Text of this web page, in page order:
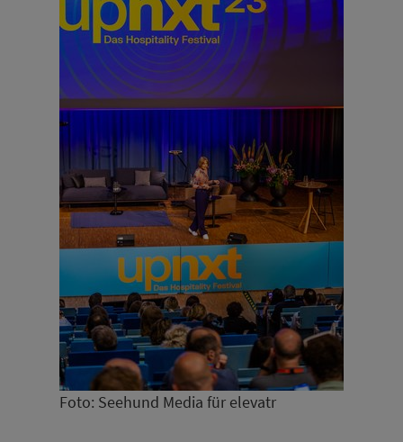
Foto: Seehund Media für elevatr